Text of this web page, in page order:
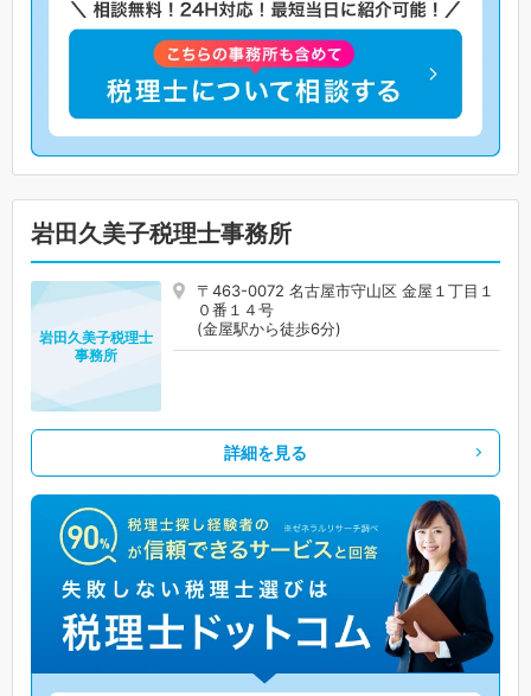
岩田久美子税理士事務所
〒463-0072 名古屋市守山区 金屋１丁目１
０番１４号
(金屋駅から徒歩6分)
岩田久美子税理士
事務所
詳細を見る